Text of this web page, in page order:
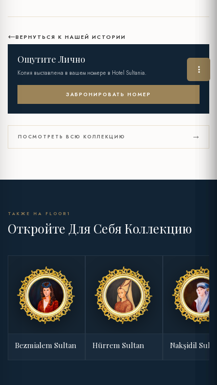
ВЕРНУТЬСЯ К НАШЕЙ ИСТОРИИ
Ощутите Лично
Копия выставлена в вашем номере в Hotel Sultania.
ЗАБРОНИРОВАТЬ НОМЕР
ПОСМОТРЕТЬ ВСЮ КОЛЛЕКЦИЮ
ТАКЖЕ НА FLOOR1
Откройте Для Себя Коллекцию
Bezmialem Sultan Hürrem Sultan Nakşidil